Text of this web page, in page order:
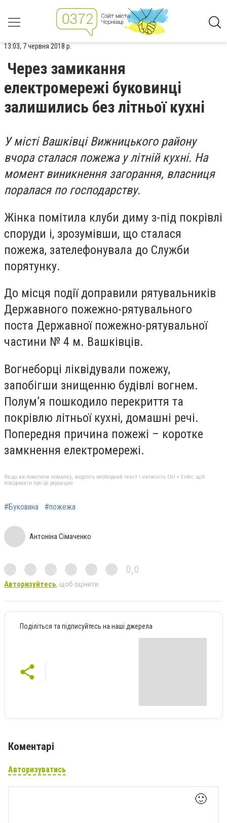
13:03, 7 червня 2018 р.
Через замикання
електромережі буковинці
залишились без літньої кухні
У місті Вашківці Вижницького району
вчора сталася пожежа у літній кухні. На
момент виникнення загорання, власниця
поралася по господарству.
Жінка помітила клуби диму з-під покрівлі
споруди і, зрозумівши, що сталася
пожежа, зателефонувала до Служби
порятунку.
До місця події доправили рятувальників
Державного пожежно-рятувального
поста Державної пожежно-рятувальної
частини № 4 м. Вашківців.
Вогнеборці ліквідували пожежу,
запобігши знищенню будівлі вогнем.
Полум’я пошкодило перекриття та
покрівлю літньої кухні, домашні речі.
Попередня причина пожежі – коротке
замкнення електромережі.
Якщо ви помітили помилку, виділіть необхідний текст і натисніть Ctrl + Enter, щоб
повідомити про це редакцію
#Буковина #пожежа
Антоніна Сімаченко
0,0
Авторизуйтесь, щоб оцінити
Поділіться та підписуйтесь на наші джерела
Коментарі
Авторизуватись
🙂